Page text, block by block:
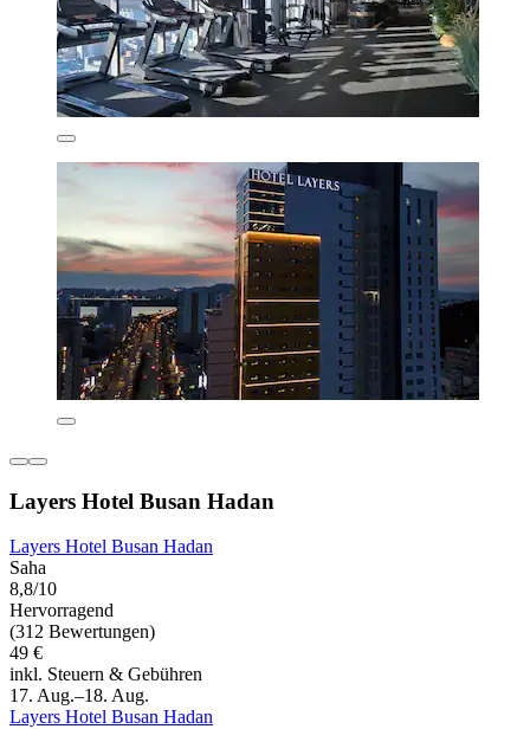
Layers Hotel Busan Hadan
Layers Hotel Busan Hadan
Saha
8,8/10
Hervorragend
(312 Bewertungen)
49 €
inkl. Steuern & Gebühren
17. Aug.–18. Aug.
Layers Hotel Busan Hadan